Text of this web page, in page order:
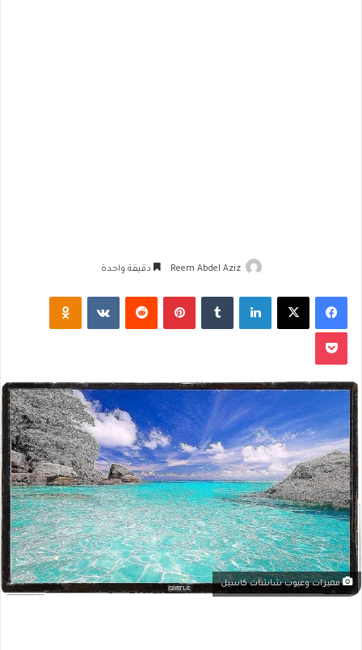
Reem Abdel Aziz دقيقة واحدة
فيسبوك لينكدإن بينتيريست
مميزات وعيوب شاشات كاسيل